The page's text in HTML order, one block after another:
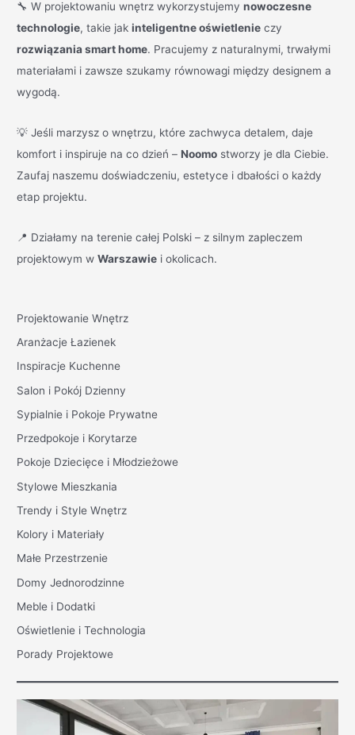
🔧 W projektowaniu wnętrz wykorzystujemynowoczesne
technologie, takie jakinteligentne oświetlenie czy
rozwiązania smart home. Pracujemy z naturalnymi, trwałymi
materiałami i zawsze szukamy równowagi między designem a
wygodą.
💡 Jeśli marzysz o wnętrzu, które zachwyca detalem, daje
komfort i inspiruje na co dzień –Noomo stworzy je dla Ciebie.
Zaufaj naszemu doświadczeniu, estetyce i dbałości o każdy
etap projektu.
📍 Działamy na terenie całej Polski – z silnym zapleczem
projektowym wWarszawie i okolicach.
Projektowanie Wnętrz
Aranżacje Łazienek
Inspiracje Kuchenne
Salon i Pokój Dzienny
Sypialnie i Pokoje Prywatne
Przedpokoje i Korytarze
Pokoje Dziecięce i Młodzieżowe
Stylowe Mieszkania
Trendy i Style Wnętrz
Kolory i Materiały
Małe Przestrzenie
Domy Jednorodzinne
Meble i Dodatki
Oświetlenie i Technologia
Porady Projektowe